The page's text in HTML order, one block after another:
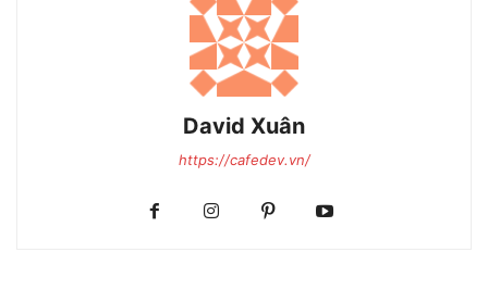
David Xuân
https://cafedev.vn/